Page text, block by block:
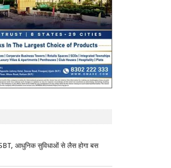
आधुनिक सुविधाओं से लैस होगा बस